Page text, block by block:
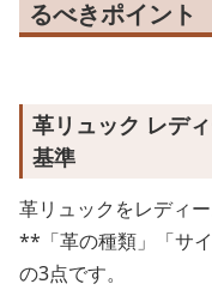
るべきポイント
革リュック レデ
基準
革リュックをレディ
**「革の種類」「サ
の3点です。